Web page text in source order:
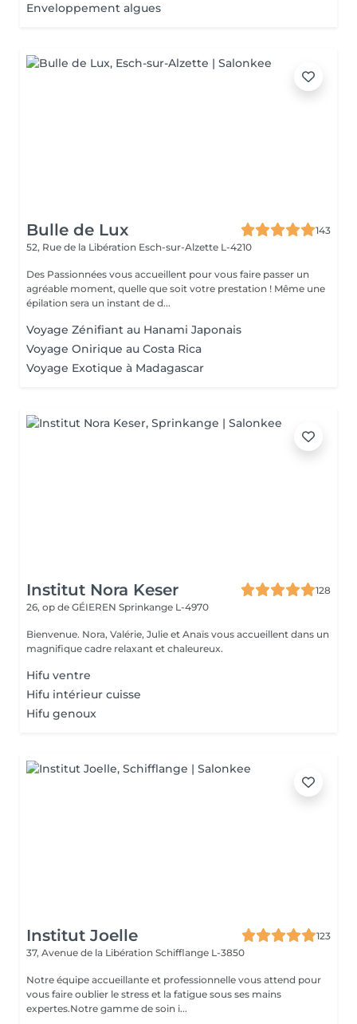
Enveloppement algues
Bulle de Lux
143
52, Rue de la Libération Esch-sur-Alzette L-4210
Des Passionnées vous accueillent pour vous faire passer un
agréable moment, quelle que soit votre prestation ! Même une
épilation sera un instant de d...
Voyage Zénifiant au Hanami Japonais
Voyage Onirique au Costa Rica
Voyage Exotique à Madagascar
Institut Nora Keser
128
26, op de GÉIEREN Sprinkange L-4970
Bienvenue. Nora, Valérie, Julie et Anaïs vous accueillent dans un
magnifique cadre relaxant et chaleureux.
Hifu ventre
Hifu intérieur cuisse
Hifu genoux
Institut Joelle
123
37, Avenue de la Libération Schifflange L-3850
Notre équipe accueillante et professionnelle vous attend pour
vous faire oublier le stress et la fatigue sous ses mains
expertes.Notre gamme de soin i...